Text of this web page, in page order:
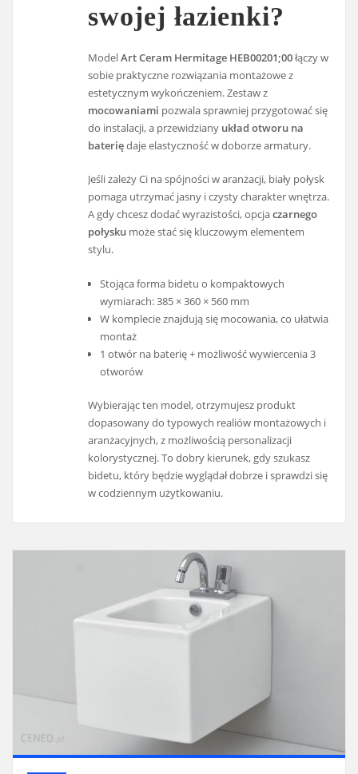
swojej łazienki?
ModelArt Ceram Hermitage HEB00201;00łączy w
sobie praktyczne rozwiązania montażowe z
estetycznym wykończeniem. Zestaw z
mocowaniami pozwala sprawniej przygotować się
do instalacji, a przewidziany układ otworu na
bateriędaje elastyczność w doborze armatury.
Jeśli zależy Ci na spójności w aranżacji, biały połysk
pomaga utrzymać jasny i czysty charakter wnętrza.
A gdy chcesz dodać wyrazistości, opcjaczarnego
połysku może stać się kluczowym elementem
stylu.
Stojąca forma bidetu o kompaktowych
wymiarach: 385 × 360 × 560 mm
W komplecie znajdują się mocowania, co ułatwia
montaż
1 otwór na baterię + możliwość wywiercenia 3
otworów
Wybierając ten model, otrzymujesz produkt
dopasowany do typowych realiów montażowych i
aranżacyjnych, z możliwością personalizacji
kolorystycznej. To dobry kierunek, gdy szukasz
bidetu, który będzie wyglądał dobrze i sprawdzi się
w codziennym użytkowaniu.